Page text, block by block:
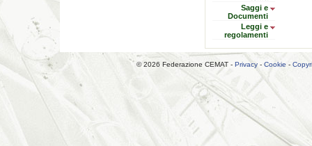
Saggi e
Documenti
Leggi e
regolamenti
© 2026 Federazione CEMAT - Privacy- Cookie -